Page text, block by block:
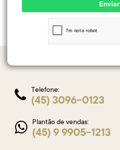
Enviar
Telefone:
(45) 3096-0123
Plantão de vendas:
(45) 9 9905-1213